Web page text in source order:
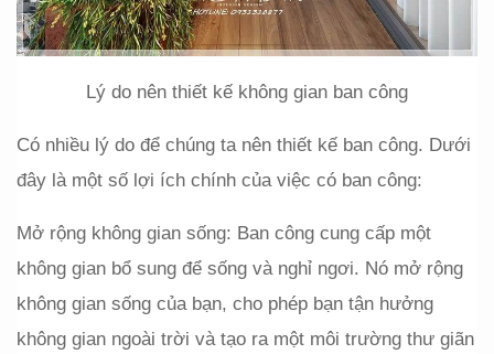
Lý do nên thiết kế không gian ban công
Có nhiều lý do để chúng ta nên thiết kế ban công. Dưới
đây là một số lợi ích chính của việc có ban công:
Mở rộng không gian sống: Ban công cung cấp một
không gian bổ sung để sống và nghỉ ngơi. Nó mở rộng
không gian sống của bạn, cho phép bạn tận hưởng
không gian ngoài trời và tạo ra một môi trường thư giãn